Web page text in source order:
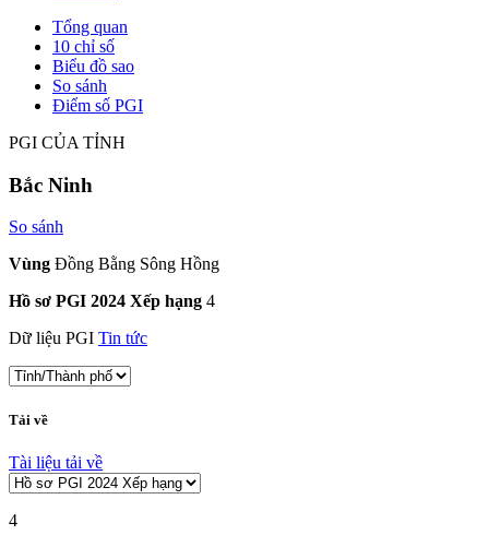
Tổng quan
10 chỉ số
Biểu đồ sao
So sánh
Điểm số PGI
PGI CỦA TỈNH
Bắc Ninh
So sánh
Vùng Đồng Bằng Sông Hồng
Hồ sơ PGI 2024 Xếp hạng 4
Dữ liệu PGI Tin tức
Tải về
Tài liệu tải về
4